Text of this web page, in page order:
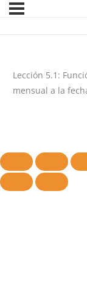
Lección 5.1:
mensual a la